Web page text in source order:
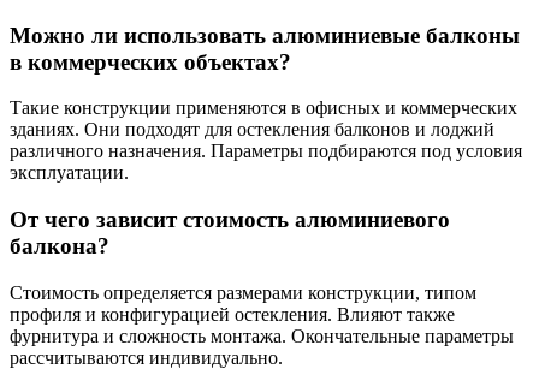
Можно ли использовать алюминиевые балконы
в коммерческих объектах?
Такие конструкции применяются в офисных и коммерческих
зданиях. Они подходят для остекления балконов и лоджий
различного назначения. Параметры подбираются под условия
эксплуатации.
От чего зависит стоимость алюминиевого
балкона?
Стоимость определяется размерами конструкции, типом
профиля и конфигурацией остекления. Влияют также
фурнитура и сложность монтажа. Окончательные параметры
рассчитываются индивидуально.